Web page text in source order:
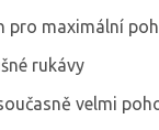
pro maximální
rukávy
velmi